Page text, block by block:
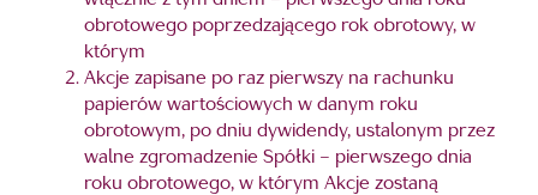
obrotowego poprzedzającego rok obrotowy, w
którym
Akcje zapisane po raz pierwszy na rachunku
papierów wartościowych w danym roku
obrotowym, po dniu dywidendy, ustalonym przez
walne zgromadzenie Spółki – pierwszego dnia
roku obrotowego, w którym Akcje zostaną